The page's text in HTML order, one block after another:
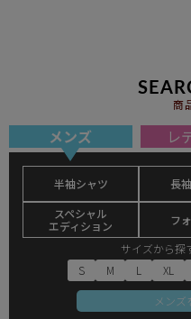
商
メンズ レ
半袖シャツ 長
スペシャル
エディション
フ
サイズから探
S
M L XL
メンズ